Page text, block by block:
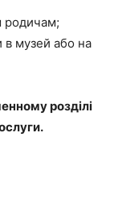
родичам;
в музей або на
розділі